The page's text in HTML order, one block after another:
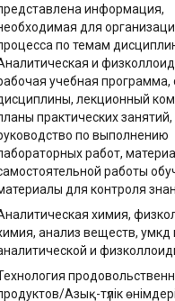
информация,
для
по темам
и
учебная программа,
лекционный
практических занятий,
по выполнению
работ,
работы
для контроля
химия,
анализ веществ, умкд
и
Азық-түлік